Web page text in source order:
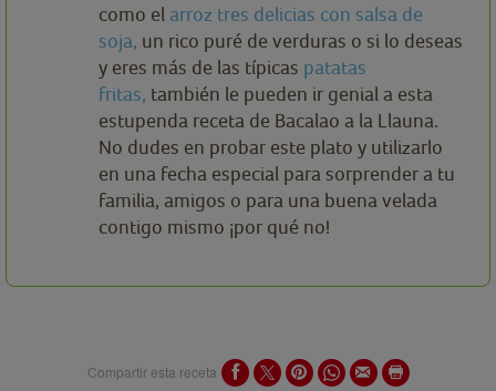
como el arroz tres delicias con salsa de
soja, un rico puré de verduras o si lo deseas
y eres más de las típicas patatas
fritas, también le pueden ir genial a esta
estupenda receta de Bacalao a la Llauna.
No dudes en probar este plato y utilizarlo
en una fecha especial para sorprender a tu
familia, amigos o para una buena velada
contigo mismo ¡por qué no!
Compartir esta receta